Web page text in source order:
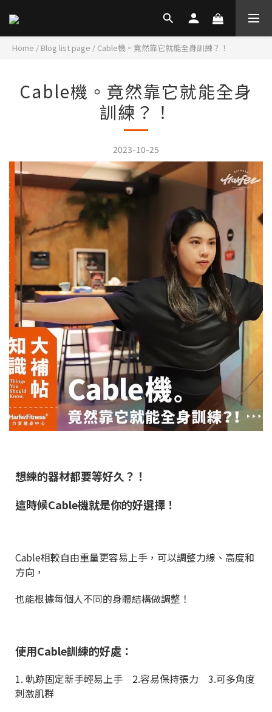
Home / Blog list page / Cable機。竟然靠它就能全身訓練？！
Cable機。竟然靠它就能全身
訓練？！
2023-10-25
想練的器材都要等好久？！
這時候Cable機就是你的好選擇！
Cable相較自由重量更容易上手，可以調整力線、高度和
方向，
也能根據每個人不同的身體結構做調整！
使用Cable訓練的好處：
1. 軌跡固定新手輕易上手 2.容易保持張力 3.可多角度
刺激肌群